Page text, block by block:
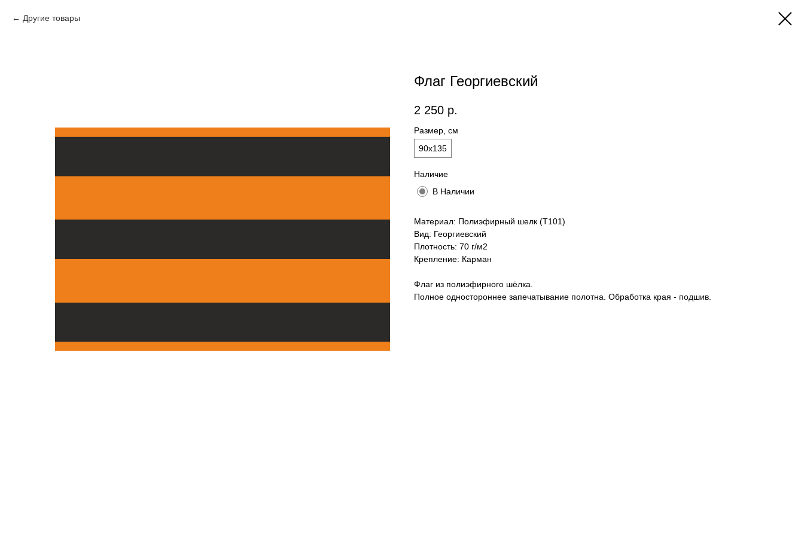
Другие товары
Флаг Георгиевский
2 250 р.
Размер, см
90х135
Наличие
В Наличии
Материал: Полиэфирный шелк (Т101)
Вид: Георгиевский
Плотность: 70 г/м2
Крепление: Карман
Флаг из полиэфирного шёлка.
Полное одностороннее запечатывание полотна. Обработка края - подшив.